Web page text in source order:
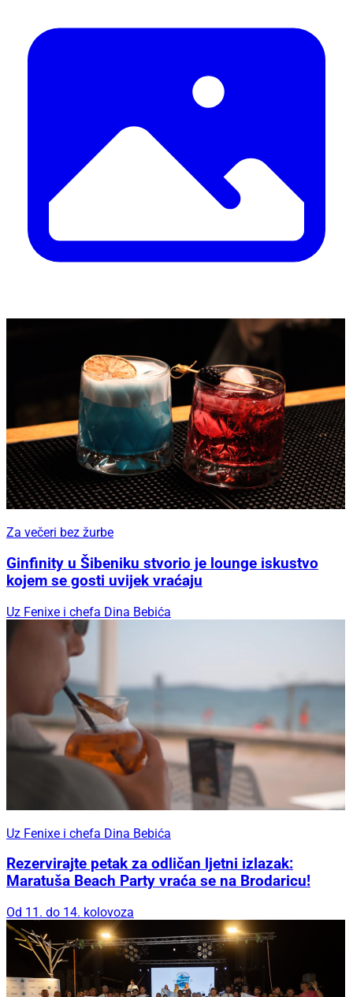
Za večeri bez žurbe
Ginfinity u Šibeniku stvorio je lounge iskustvo
kojem se gosti uvijek vraćaju
Uz Fenixe i chefa Dina Bebića
Uz Fenixe i chefa Dina Bebića
Rezervirajte petak za odličan ljetni izlazak:
Maratuša Beach Party vraća se na Brodaricu!
Od 11. do 14. kolovoza